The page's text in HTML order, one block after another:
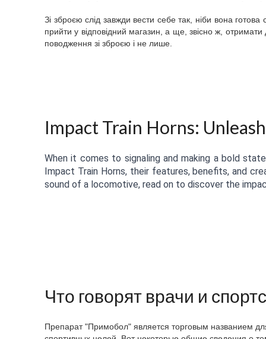
Зі зброєю слід завжди вести себе так, ніби вона
прийти у відповідний магазин, а ще, звісно ж,
поводження зі зброєю і не лише.
Impact Train Horns:
When it comes to signaling and making a bold
Impact Train Horns, their features, benefits, and
sound of a locomotive, read on to discover the
Что говорят врачи и
Препарат "Примобол" является торговым названием